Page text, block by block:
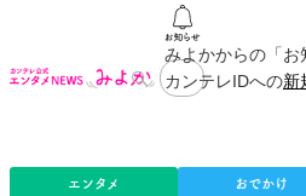
みよかからの「お
カンテレIDへの新
エンタメ おでかけ